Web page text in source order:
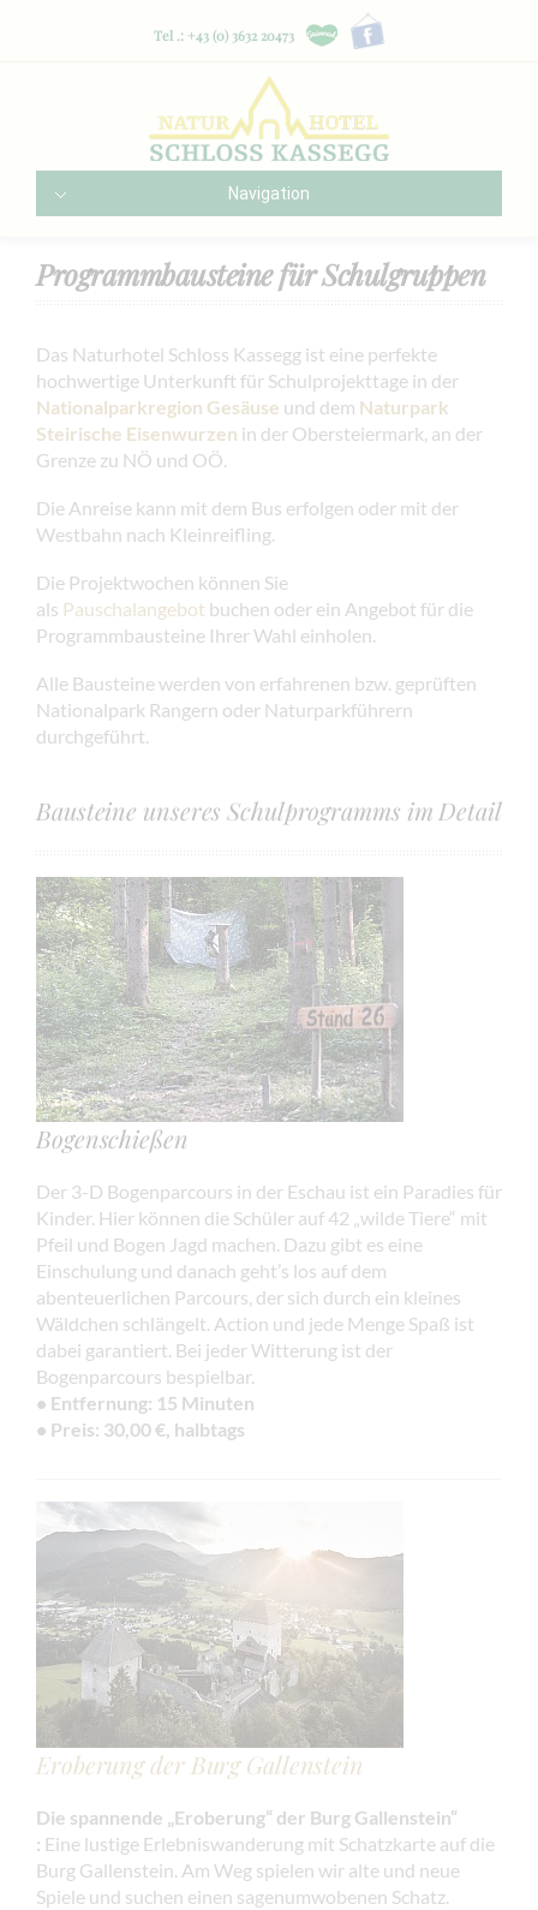
Tel .: +43 (0) 3632 20473
Navigation
Programmbausteine für Schulgruppen
Das Naturhotel Schloss Kassegg ist eine perfekte
hochwertige Unterkunft für Schulprojekttage in der
Nationalparkregion Gesäuse und dem Naturpark
Steirische Eisenwurzen in der Obersteiermark, an der
Grenze zu NÖ und OÖ.
Die Anreise kann mit dem Bus erfolgen oder mit der
Westbahn nach Kleinreifling.
Die Projektwochen können Sie
als Pauschalangebot buchen oder ein Angebot für die
Programmbausteine Ihrer Wahl einholen.
Alle Bausteine werden von erfahrenen bzw. geprüften
Nationalpark Rangern oder Naturparkführern
durchgeführt.
Bausteine unseres Schulprogramms im Detail
Bogenschießen
Der 3-D Bogenparcours in der Eschau ist ein Paradies für
Kinder. Hier können die Schüler auf 42 „wilde Tiere“ mit
Pfeil und Bogen Jagd machen. Dazu gibt es eine
Einschulung und danach geht’s los auf dem
abenteuerlichen Parcours, der sich durch ein kleines
Wäldchen schlängelt. Action und jede Menge Spaß ist
dabei garantiert. Bei jeder Witterung ist der
Bogenparcours bespielbar.
• Entfernung: 15 Minuten
• Preis: 30,00 €, halbtags
Eroberung der Burg Gallenstein
Die spannende „Eroberung“ der Burg Gallenstein“
: Eine lustige Erlebniswanderung mit Schatzkarte auf die
Burg Gallenstein. Am Weg spielen wir alte und neue
Spiele und suchen einen sagenumwobenen Schatz.